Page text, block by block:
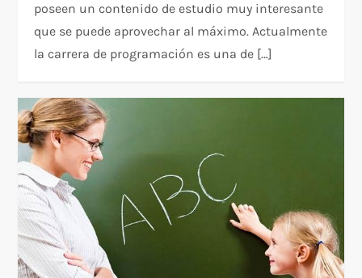
poseen un contenido de estudio muy interesante
que se puede aprovechar al máximo. Actualmente
la carrera de programación es una de […]